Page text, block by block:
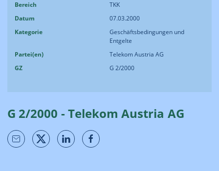
Bereich
TKK
Datum
07.03.2000
Kategorie
Geschäftsbedingungen und
Entgelte
Partei(en)
Telekom Austria AG
GZ
G 2/2000
G 2/2000 - Telekom Austria AG